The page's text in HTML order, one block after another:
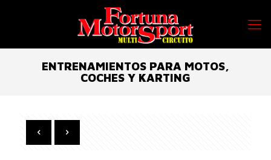
ENTRENAMIENTOS PARA MOTOS,
COCHES Y KARTING